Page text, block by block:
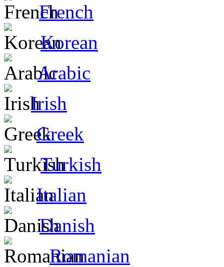
French
Korean
Arabic
Irish
Greek
Turkish
Italian
Danish
Romanian